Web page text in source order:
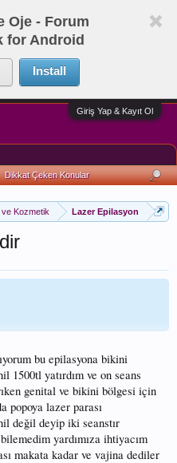
Oje - Forum
for Android
Install
Giriş Yap & Kayıt Ol
ve Kozmetik Lazer Epilasyon
bu epilasyona bikini
1500tl yatırdım ve on seans
genital ve bikini bölgesi için
popoya lazer parası
değil deyip iki seanstır
yardımıza ihtiyacım
makata kadar ve vajina dediler
Dikkat Çeken Konular